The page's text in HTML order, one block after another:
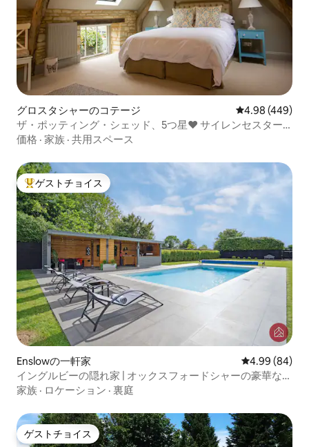
グロスタシャーのコテージ レビュー449
4.98 (449)
ザ・ポッティング・シェッド、5つ星❤︎ サイレンセスター
の豪華な隠れ家
価格 · 家族 · 共用スペース
大好評のゲストチョイスです。
ゲストチョイス
Enslowの一軒家 レビュー84件
4.99 (84)
イングルビーの隠れ家 | オックスフォードシャーの豪華な隠
れ家
家族 · ロケーション · 裏庭
ゲストチョイス
ゲストチョイス